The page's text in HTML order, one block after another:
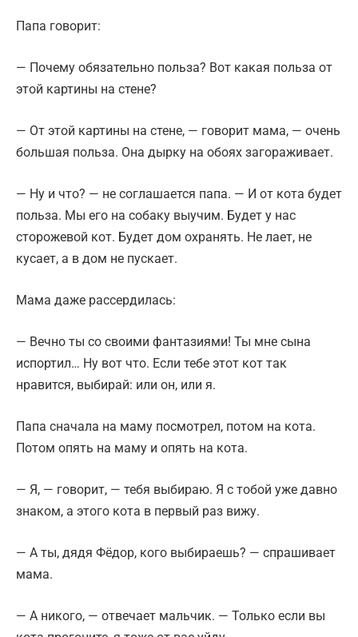
Папа говорит:
— Почему обязательно польза? Вот какая польза от
этой картины на стене?
— От этой картины на стене, — говорит мама, — очень
большая польза. Она дырку на обоях загораживает.
— Ну и что? — не соглашается папа. — И от кота будет
польза. Мы его на собаку выучим. Будет у нас
сторожевой кот. Будет дом охранять. Не лает, не
кусает, а в дом не пускает.
Мама даже рассердилась:
— Вечно ты со своими фантазиями! Ты мне сына
испортил… Ну вот что. Если тебе этот кот так
нравится, выбирай: или он, или я.
Папа сначала на маму посмотрел, потом на кота.
Потом опять на маму и опять на кота.
— Я, — говорит, — тебя выбираю. Я с тобой уже давно
знаком, а этого кота в первый раз вижу.
— А ты, дядя Фёдор, кого выбираешь? — спрашивает
мама.
— А никого, — отвечает мальчик. — Только если вы